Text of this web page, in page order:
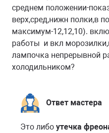
среднем положении-
верх,сред,нижн полки,в
максимум-12,12,10).
работы и вкл
лампочка непрерывной
холодильником?
Ответ мастера
Это либо утечка